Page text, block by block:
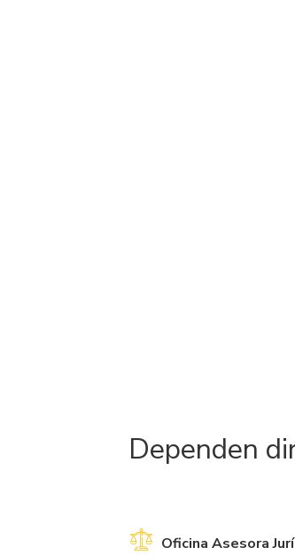
Dependen
Oficina Asesora